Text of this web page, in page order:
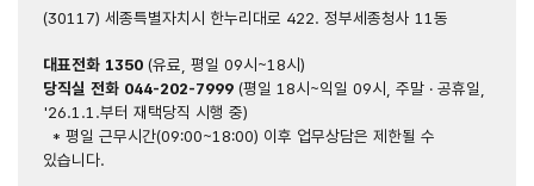
(30117) 세종특별자치시 한누리대로 422. 정부세종청사 11동
대표전화 1350(유료, 평일 09시~18시)
당직실 전화 044-202-7999(평일 18시~익일 09시, 주말 · 공휴일,
'26.1.1.부터 재택당직 시행 중)
* 평일 근무시간(09:00~18:00) 이후 업무상담은 제한될 수
있습니다.